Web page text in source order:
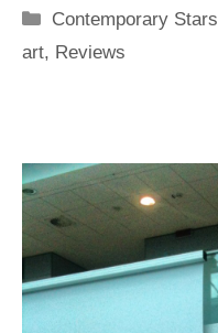
Categorie
Contemporary Stars
art, Reviews